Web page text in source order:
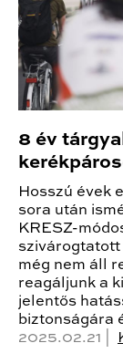
8 év
Hosszú évek
sora után
KRESZ-
szivárogtatott
még nem áll
reagáljunk a
jelentős
biztonságára
2025.02.21 |